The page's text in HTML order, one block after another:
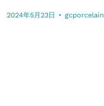
gcporcelain
2024年5月23日